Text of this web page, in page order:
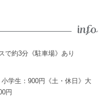
で約3分《駐車場》あり
学生：900円《土・休日》大
円